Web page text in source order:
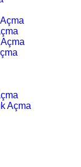
Açma
Açma